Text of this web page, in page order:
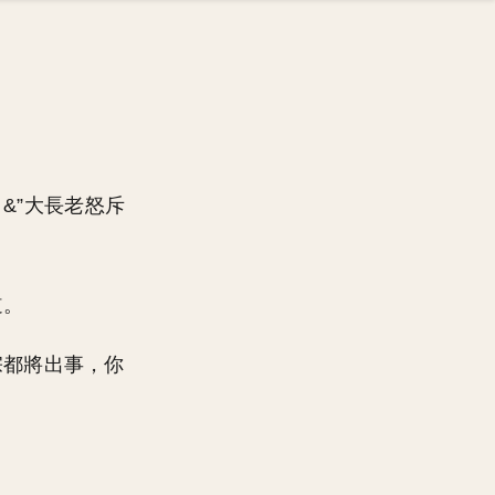
大長老怒斥
將出事，你